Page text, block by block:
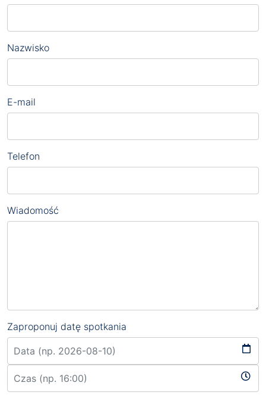
Nazwisko
E-mail
Telefon
Wiadomość
Zaproponuj datę spotkania